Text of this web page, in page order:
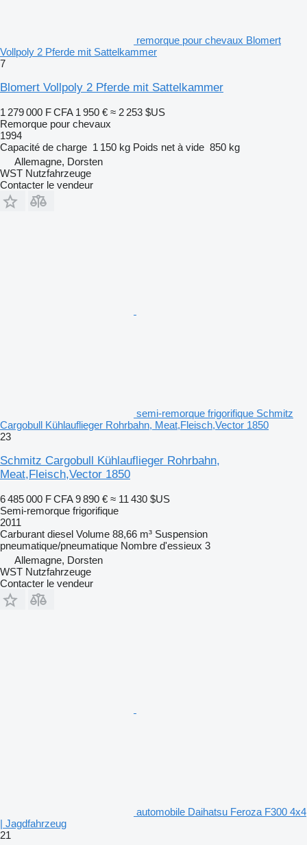
remorque pour chevaux Blomert
Vollpoly 2 Pferde mit Sattelkammer
7
Blomert Vollpoly 2 Pferde mit Sattelkammer
1 279 000 F CFA 1 950 € ≈ 2 253 $US
Remorque pour chevaux
1994
Capacité de charge 1 150 kg Poids net à vide 850 kg
Allemagne, Dorsten
WST Nutzfahrzeuge
Contacter le vendeur
semi-remorque frigorifique Schmitz
Cargobull Kühlauflieger Rohrbahn, Meat,Fleisch,Vector 1850
23
Schmitz Cargobull Kühlauflieger Rohrbahn,
Meat,Fleisch,Vector 1850
6 485 000 F CFA 9 890 € ≈ 11 430 $US
Semi-remorque frigorifique
2011
Carburant diesel Volume 88,66 m³ Suspension
pneumatique/pneumatique Nombre d'essieux 3
Allemagne, Dorsten
WST Nutzfahrzeuge
Contacter le vendeur
automobile Daihatsu Feroza F300 4x4
| Jagdfahrzeug
21